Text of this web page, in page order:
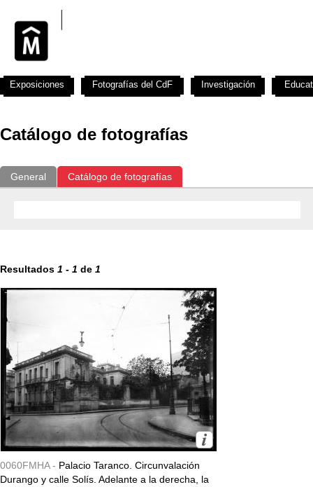
Catálogo de fotografías
General Catálogo de fotografías
Resultados 1 - 1 de 1
0060FMHA - Palacio Taranco. Circunvalación
Durango y calle Solís. Adelante a la derecha, la
Exposiciones Fotografías del CdF Investigación